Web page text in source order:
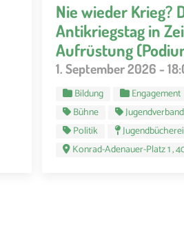
Nie wieder Krieg?
Antikriegstag in
Aufrüstung
1. September 2026 -
Bildung Engagement
Bühne
Jugendverband
Politik
Konrad-Adenauer-Platz 1 ,